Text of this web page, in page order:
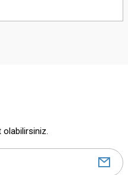
kullanarak tarafımıza
olabilirsiniz.